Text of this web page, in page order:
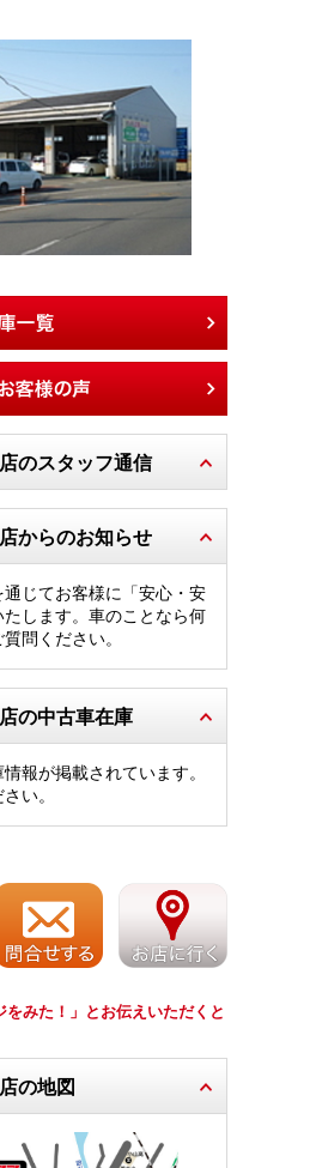
のスタッフ通信
からのお知らせ
じてお客様に「安心・安
します。車のことなら何
問ください。
の中古車在庫
報が掲載されています。
い。
をみた！」とお伝えいただくと
の地図